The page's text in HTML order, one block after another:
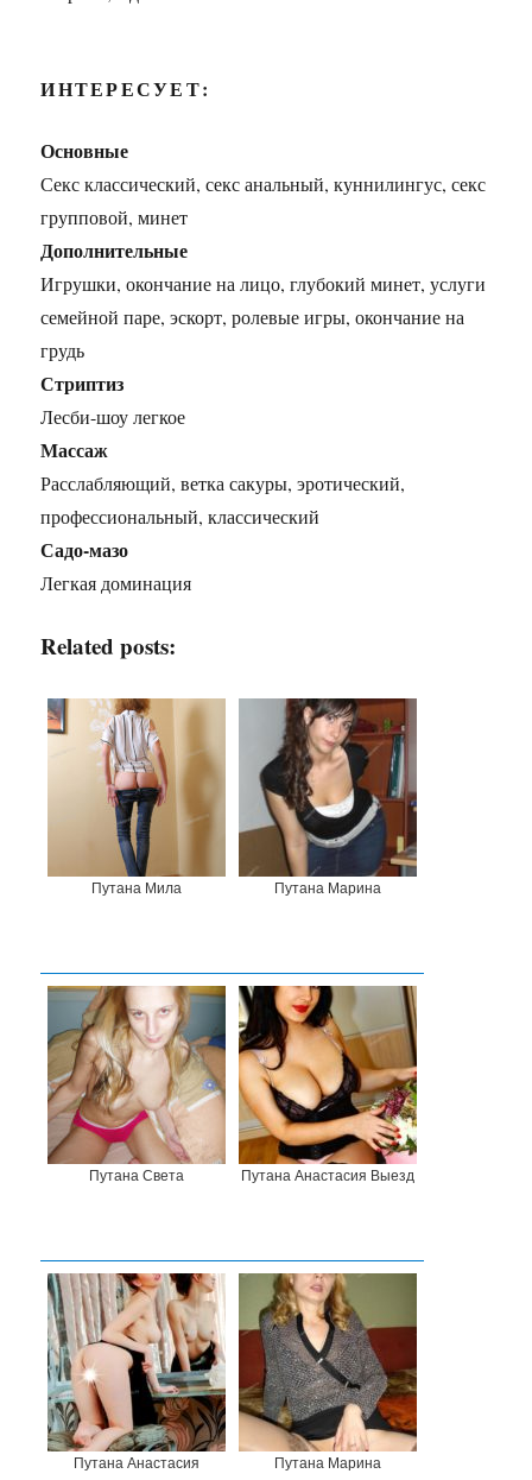
ИНТЕРЕСУЕТ:
Основные
Секс классический, секс анальный, куннилингус, секс
групповой, минет
Дополнительные
Игрушки, окончание на лицо, глубокий минет, услуги
семейной паре, эскорт, ролевые игры, окончание на
грудь
Стриптиз
Лесби-шоу легкое
Массаж
Расслабляющий, ветка сакуры, эротический,
профессиональный, классический
Садо-мазо
Легкая доминация
Related posts:
Путана Мила Путана Марина
Путана Света Путана Анастасия Выезд
Путана Анастасия Путана Марина